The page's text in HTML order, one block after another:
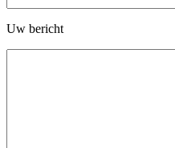
Uw bericht